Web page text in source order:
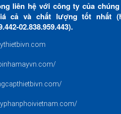
liên hệ với công ty của
cả và chất lượng tốt nhất
02.838.959.443).